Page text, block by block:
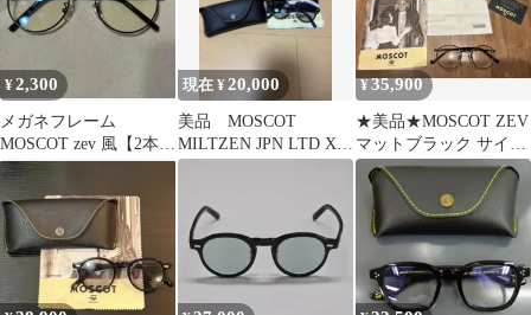
¥2,300
メガネフレーム
MOSCOT zev 風【2本セ
ット】ブラックベッコ
ウモスコット
現在 ¥20,000
美品 MOSCOT
MILTZEN JPN LTD X
46
¥35,900
★美品★MOSCOT ZEV
マットブラック サイズ
49 ボストン